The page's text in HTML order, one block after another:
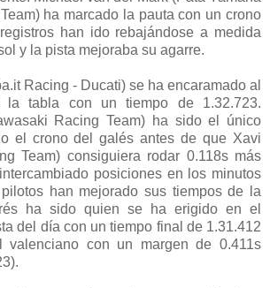
ha marcado la pauta con un crono
han ido rebajándose a medida
y la pista mejoraba su agarre.
Racing - Ducati) se ha encaramado al
la tabla con un tiempo de 1.32.723.
Racing Team) ha sido el único
el crono del galés antes de que Xavi
Team) consiguiera rodar 0.118s más
posiciones en los minutos
han mejorado sus tiempos de la
ha sido quien se ha erigido en el
del día con un tiempo final de 1.31.412
valenciano con un margen de 0.411s